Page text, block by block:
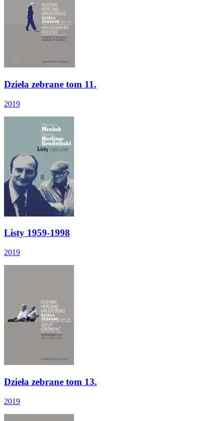
Dzieła zebrane tom 11.
2019
Listy 1959-1998
2019
Dzieła zebrane tom 13.
2019